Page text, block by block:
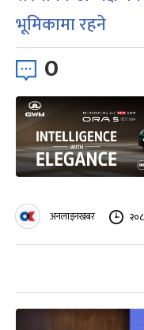
भूमिकामा रहने
0
अनलाइनखबर